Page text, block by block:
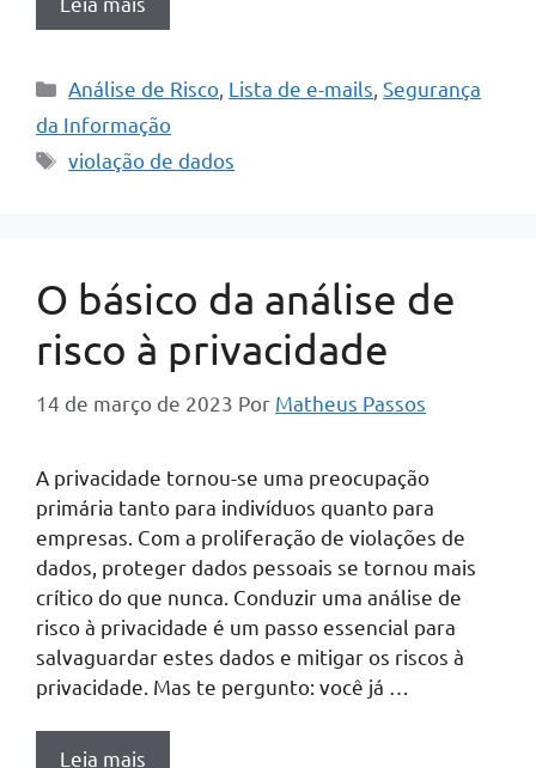
Categorias
Análise de Risco Lista de e-mails ,Segurança
da Informação
Tags
violação de dados
O básico da análise de
risco à privacidade
14 de março de 2023 Por Matheus Passos
A privacidade tornou-se uma preocupação
primária tanto para indivíduos quanto para
empresas. Com a proliferação de violações de
dados, proteger dados pessoais se tornou mais
crítico do que nunca. Conduzir uma análise de
risco à privacidade é um passo essencial para
salvaguardar estes dados e mitigar os riscos à
privacidade. Mas te pergunto: você já …
Leia mais